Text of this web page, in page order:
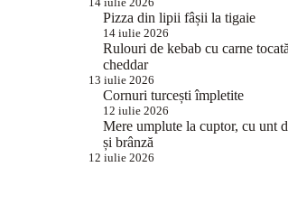
Pizza din lipii fâșii la tigaie
14 iulie 2026
Rulouri de kebab cu carne
cheddar
13 iulie 2026
Cornuri turcești împletite
12 iulie 2026
Mere umplute la cuptor, cu unt
și brânză
12 iulie 2026